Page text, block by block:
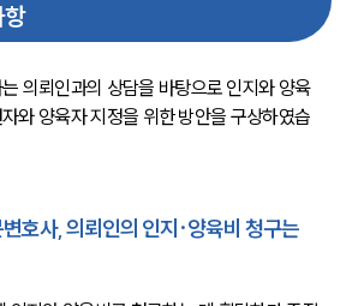
의뢰인과의 상담을 바탕으로 인지와 양육
와 양육자 지정을 위한 방안을 구상하였습
호사, 의뢰인의 인지·양육비 청구는